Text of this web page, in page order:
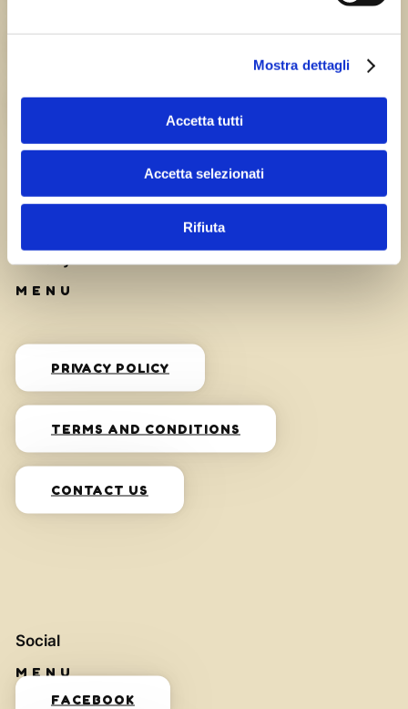
Mostra dettagli
Accetta tutti
Accetta selezionati
Rifiuta
PRIVACY POLICY
TERMS AND CONDITIONS
CONTACT US
Social
FACEBOOK